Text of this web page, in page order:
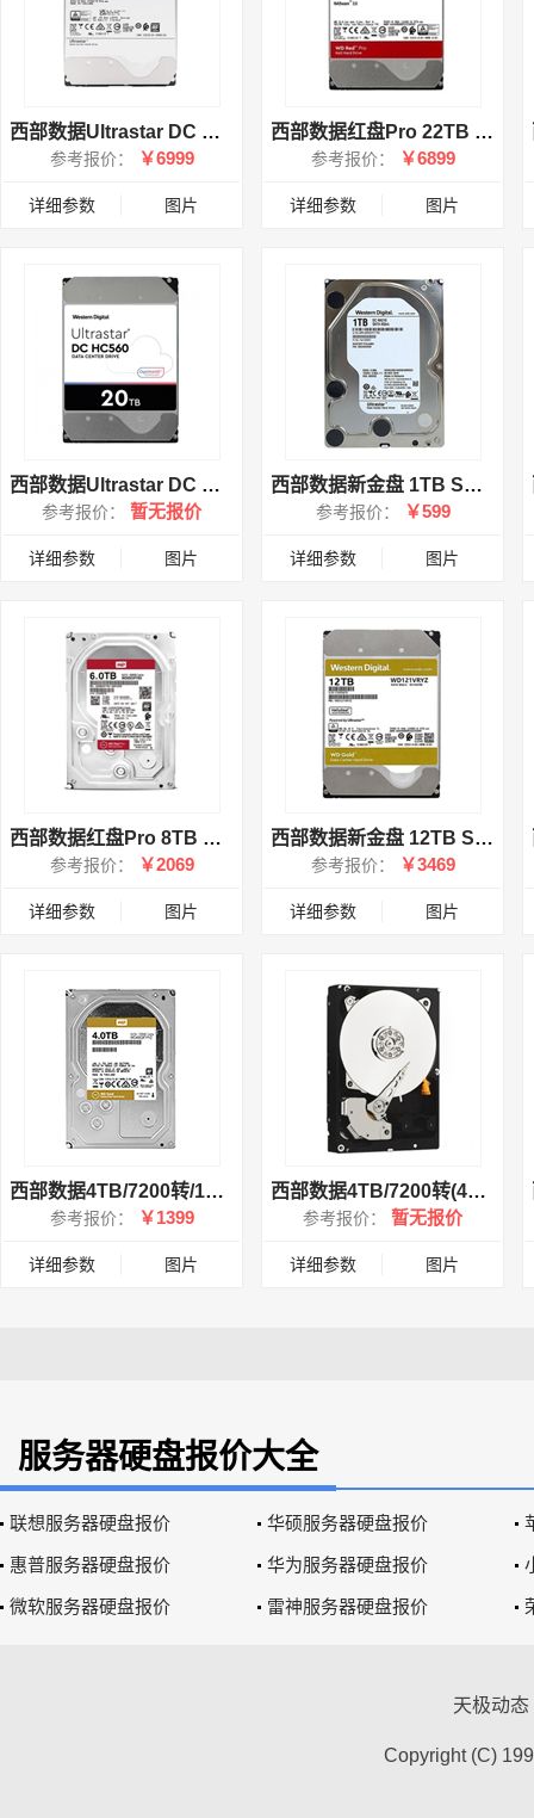
西部数据Ultrastar DC HC550 20TB 7200转 512MB SATA3(WUH722020ALE6L4)
参考报价： ￥6999
详细参数 图片
西部数据红盘Pro 22TB 7200转 512MB SATA3(221KFGX)
参考报价： ￥6899
详细参数 图片
西部数据Ultrastar DC HC560 20TB 512M SATA3
参考报价： 暂无报价
详细参数 图片
西部数据新金盘 1TB SATA6Gb/s 128M(HUS722T1TALA604)
参考报价： ￥599
详细参数 图片
西部数据红盘Pro 8TB SATA6Gb/s 256M(8003FFBX)
参考报价： ￥2069
详细参数 图片
西部数据新金盘 12TB SATA6Gb/s 256M(121VRYZ)
参考报价： ￥3469
详细参数 图片
西部数据4TB/7200转/128MB 企业级(4002FYYZ)
参考报价： ￥1399
详细参数 图片
西部数据4TB/7200转(4001FYYG)
参考报价： 暂无报价
详细参数 图片
服务器硬盘报价大全
联想服务器硬盘报价 华硕服务器硬盘报价
惠普服务器硬盘报价 华为服务器硬盘报价
微软服务器硬盘报价 雷神服务器硬盘报价
天极动态
Copyright (C)